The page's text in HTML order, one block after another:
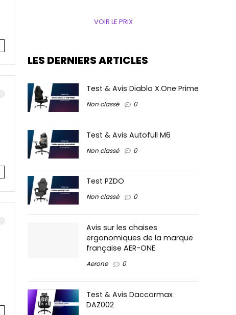
VOIR LE PRIX
LES DERNIERS ARTICLES
Test & Avis Diablo X.One Prime
Non classé 0
Test & Avis Autofull M6
Non classé 0
Test PZDO
Non classé 0
Avis sur les chaises
ergonomiques de la marque
française AER-ONE
Aerone 0
Test & Avis Daccormax
DAZ002